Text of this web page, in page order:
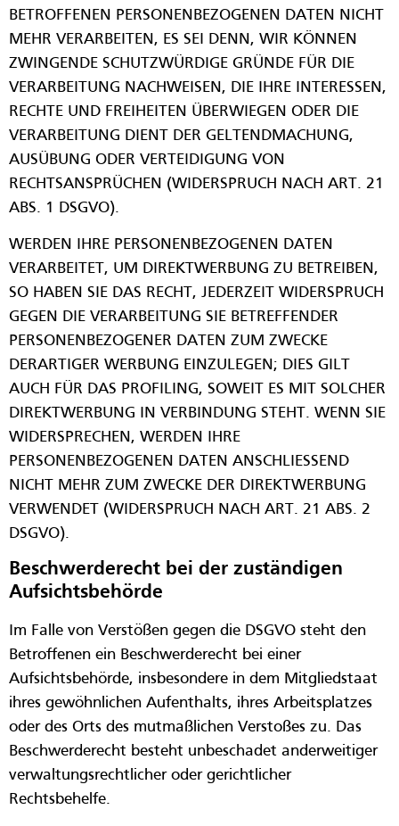
BETROFFENEN PERSONENBEZOGENEN DATEN NICHT
MEHR VERARBEITEN, ES SEI DENN, WIR KÖNNEN
ZWINGENDE SCHUTZWÜRDIGE GRÜNDE FÜR DIE
VERARBEITUNG NACHWEISEN, DIE IHRE INTERESSEN,
RECHTE UND FREIHEITEN ÜBERWIEGEN ODER DIE
VERARBEITUNG DIENT DER GELTENDMACHUNG,
AUSÜBUNG ODER VERTEIDIGUNG VON
RECHTSANSPRÜCHEN (WIDERSPRUCH NACH ART. 21
ABS. 1 DSGVO).
WERDEN IHRE PERSONENBEZOGENEN DATEN
VERARBEITET, UM DIREKTWERBUNG ZU BETREIBEN,
SO HABEN SIE DAS RECHT, JEDERZEIT WIDERSPRUCH
GEGEN DIE VERARBEITUNG SIE BETREFFENDER
PERSONENBEZOGENER DATEN ZUM ZWECKE
DERARTIGER WERBUNG EINZULEGEN; DIES GILT
AUCH FÜR DAS PROFILING, SOWEIT ES MIT SOLCHER
DIREKTWERBUNG IN VERBINDUNG STEHT. WENN SIE
WIDERSPRECHEN, WERDEN IHRE
PERSONENBEZOGENEN DATEN ANSCHLIESSEND
NICHT MEHR ZUM ZWECKE DER DIREKTWERBUNG
VERWENDET (WIDERSPRUCH NACH ART. 21 ABS. 2
DSGVO).
Beschwerde­recht bei der zuständigen
Aufsichts­behörde
Im Falle von Verstößen gegen die DSGVO steht den
Betroffenen ein Beschwerderecht bei einer
Aufsichtsbehörde, insbesondere in dem Mitgliedstaat
ihres gewöhnlichen Aufenthalts, ihres Arbeitsplatzes
oder des Orts des mutmaßlichen Verstoßes zu. Das
Beschwerderecht besteht unbeschadet anderweitiger
verwaltungsrechtlicher oder gerichtlicher
Rechtsbehelfe.